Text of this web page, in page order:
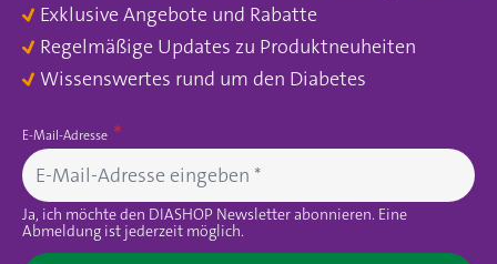
Exklusive Angebote und Rabatte
Regelmäßige Updates zu Produktneuheiten
Wissenswertes rund um den Diabetes
E-Mail-Adresse
Ja, ich möchte den DIASHOP Newsletter abonnieren. Eine
Abmeldung ist jederzeit möglich.